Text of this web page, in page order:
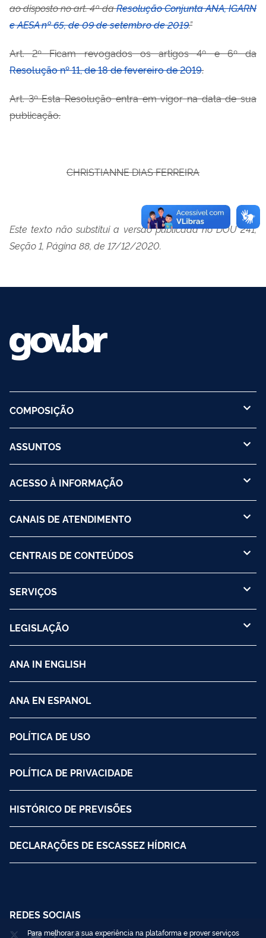
ao disposto no art. 4º daResolução Conjunta ANA, IGARN
e AESA nº 65, de 09 de setembro de 2019.”
Art. 2º Ficam revogados os artigos 4º e 6º da
Resolução nº 11, de 18 de fevereiro de 2019.
Art. 3º Esta Resolução entra em vigor na data de sua
publicação.
CHRISTIANNE DIAS FERREIRA
Este texto não substitui a versão publicada no DOU 241,
Seção 1, Página 88, de 17/12/2020.
COMPOSIÇÃO
ASSUNTOS
ACESSO À INFORMAÇÃO
CANAIS DE ATENDIMENTO
CENTRAIS DE CONTEÚDOS
SERVIÇOS
LEGISLAÇÃO
ANA IN ENGLISH
ANA EN ESPANOL
POLÍTICA DE USO
POLÍTICA DE PRIVACIDADE
HISTÓRICO DE PREVISÕES
DECLARAÇÕES DE ESCASSEZ HÍDRICA
REDES SOCIAIS
Para melhorar a sua experiência na plataforma e prover serviços